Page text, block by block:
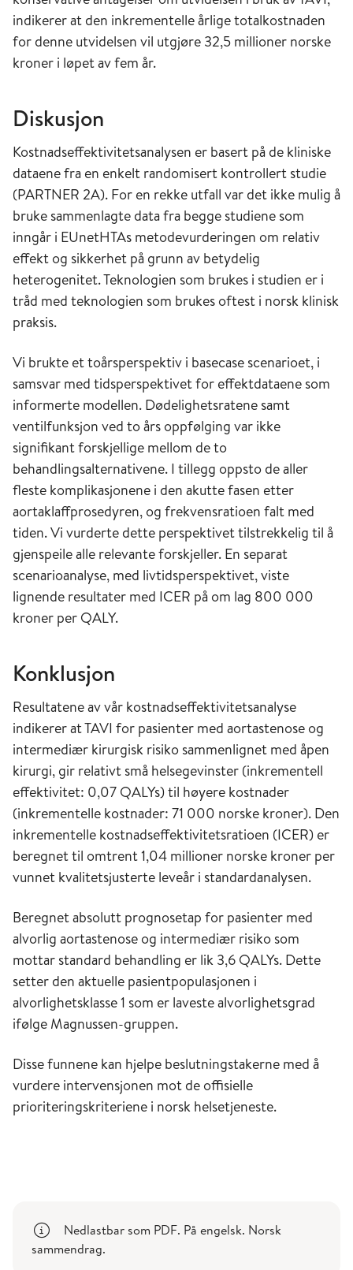
indikerer at den inkrementelle årlige totalkostnaden
for denne utvidelsen vil utgjøre 32,5 millioner norske
kroner i løpet av fem år.
Diskusjon
Kostnadseffektivitetsanalysen er basert på de kliniske
dataene fra en enkelt randomisert kontrollert studie
(PARTNER 2A). For en rekke utfall var det ikke mulig å
bruke sammenlagte data fra begge studiene som
inngår i EUnetHTAs metodevurderingen om relativ
effekt og sikkerhet på grunn av betydelig
heterogenitet. Teknologien som brukes i studien er i
tråd med teknologien som brukes oftest i norsk klinisk
praksis.
Vi brukte et toårsperspektiv i basecase scenarioet, i
samsvar med tidsperspektivet for effektdataene som
informerte modellen. Dødelighetsratene samt
ventilfunksjon ved to års oppfølging var ikke
signifikant forskjellige mellom de to
behandlingsalternativene. I tillegg oppsto de aller
fleste komplikasjonene i den akutte fasen etter
aortaklaffprosedyren, og frekvensratioen falt med
tiden. Vi vurderte dette perspektivet tilstrekkelig til å
gjenspeile alle relevante forskjeller. En separat
scenarioanalyse, med livtidsperspektivet, viste
lignende resultater med ICER på om lag 800 000
kroner per QALY.
Konklusjon
Resultatene av vår kostnadseffektivitetsanalyse
indikerer at TAVI for pasienter med aortastenose og
intermediær kirurgisk risiko sammenlignet med åpen
kirurgi, gir relativt små helsegevinster (inkrementell
effektivitet: 0,07 QALYs) til høyere kostnader
(inkrementelle kostnader: 71 000 norske kroner). Den
inkrementelle kostnadseffektivitetsratioen (ICER) er
beregnet til omtrent 1,04 millioner norske kroner per
vunnet kvalitetsjusterte leveår i standardanalysen.
Beregnet absolutt prognosetap for pasienter med
alvorlig aortastenose og intermediær risiko som
mottar standard behandling er lik 3,6 QALYs. Dette
setter den aktuelle pasientpopulasjonen i
alvorlighetsklasse 1 som er laveste alvorlighetsgrad
ifølge Magnussen-gruppen.
Disse funnene kan hjelpe beslutningstakerne med å
vurdere intervensjonen mot de offisielle
prioriteringskriteriene i norsk helsetjeneste.
Nedlastbar som PDF. På engelsk. Norsk
sammendrag.